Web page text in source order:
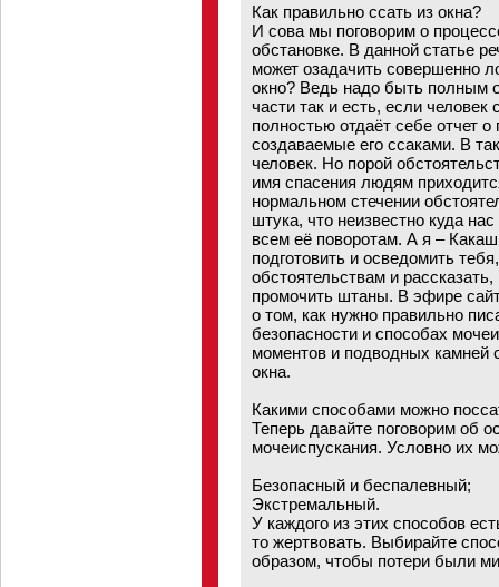
Как правильно ссать из окна?
И сова мы поговорим о
обстановке. В данной статье
может озадачить совершенно
окно? Ведь надо быть полным
части так и есть, если
полностью отдаёт себе отчет
создаваемые его ссаками. В
человек. Но порой
имя спасения людям
нормальном стечении
штука, что неизвестно куда
всем её поворотам. А я –
подготовить и осведомить
обстоятельствам и
промочить штаны. В эфире
о том, как нужно правильно
безопасности и способах
моментов и подводных камней
окна.
Какими способами можно
Теперь давайте поговорим об
мочеиспускания. Условно их
Безопасный и беcпалевный;
Экстремальный.
У каждого из этих способов
то жертвовать. Выбирайте
образом, чтобы потери были